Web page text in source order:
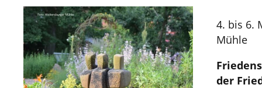
4. bis 6.
Mühle
der